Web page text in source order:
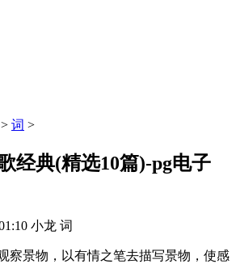
> 词 >
经典(精选10篇)-pg电子
小龙 词
察景物，以有情之笔去描写景物，使感